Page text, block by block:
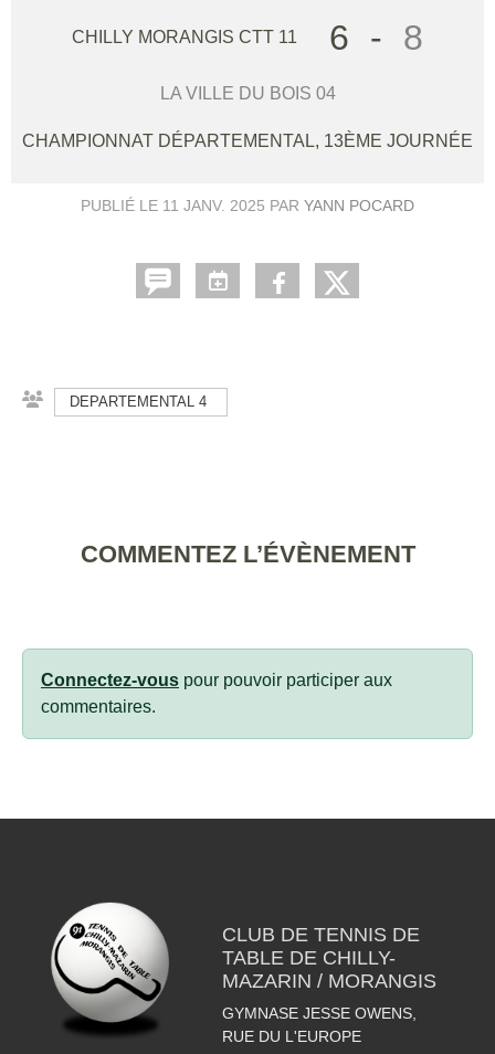
CHILLY MORANGIS CTT 11 6 - 8
LA VILLE DU BOIS 04
CHAMPIONNAT DÉPARTEMENTAL, 13ÈME JOURNÉE
PUBLIÉ LE 11 JANV. 2025 PAR YANN POCARD
DEPARTEMENTAL 4
COMMENTEZ L’ÉVÈNEMENT
Connectez-vous pour pouvoir participer aux
commentaires.
CLUB DE TENNIS DE
TABLE DE CHILLY-
MAZARIN / MORANGIS
GYMNASE JESSE OWENS,
RUE DU L'EUROPE